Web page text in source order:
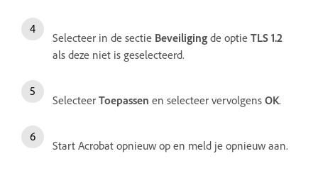
Selecteer in de sectie Beveiliging de optie TLS 1.2
als deze niet is geselecteerd.
Selecteer Toepassen en selecteer vervolgens OK.
Start Acrobat opnieuw op en meld je opnieuw aan.